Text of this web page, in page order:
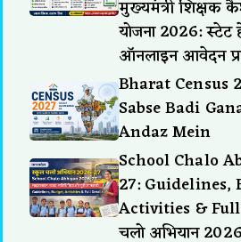
मुख्यमंत्री शिक्षक
योजना 2026: स्टेट
ऑनलाइन आवेदन
Bharat Census
Sabse Badi
Andaz Mein
School Chalo
27: Guidelines,
Activities &
चलो अभियान